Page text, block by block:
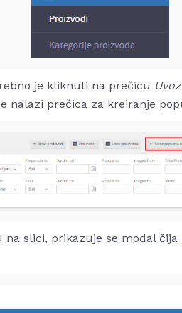
je kliknuti na prečicu
nalazi prečica za kreiranje
slici, prikazuje se modal